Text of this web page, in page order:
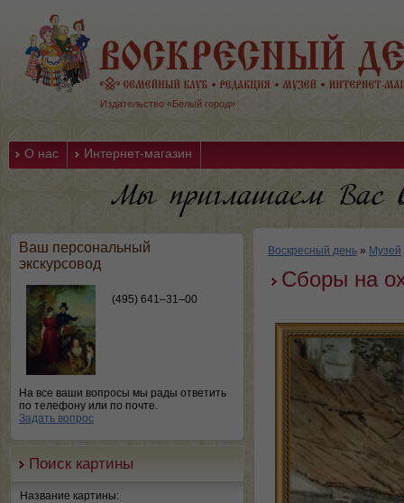
Издательство «Белый город»
О нас Интернет-магазин
Ваш персональный
экскурсовод
(495) 641–31–00
На все ваши вопросы мы рады ответить
по телефону или по почте.
Задать вопрос
Поиск картины
Название картины:
Воскресный день » Музей
Сборы на